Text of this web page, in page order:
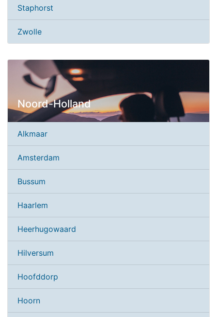
Staphorst
Zwolle
Noord-Holland
Alkmaar
Amsterdam
Bussum
Haarlem
Heerhugowaard
Hilversum
Hoofddorp
Hoorn